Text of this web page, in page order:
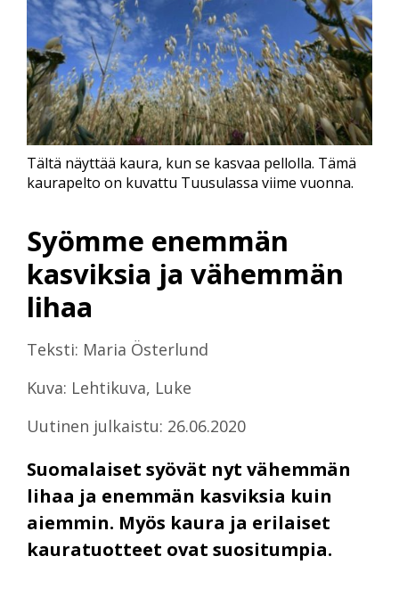
Syömme enemmän
kasviksia ja vähemmän
lihaa
Teksti: Maria Österlund
Kuva: Lehtikuva, Luke
Uutinen julkaistu: 26.06.2020
Suomalaiset syövät nyt vähemmän
lihaa ja enemmän kasviksia kuin
aiemmin. Myös kaura ja erilaiset
kauratuotteet ovat suositumpia.
Tältä näyttää kaura, kun se kasvaa pellolla. Tämä
kaurapelto on kuvattu Tuusulassa viime vuonna.